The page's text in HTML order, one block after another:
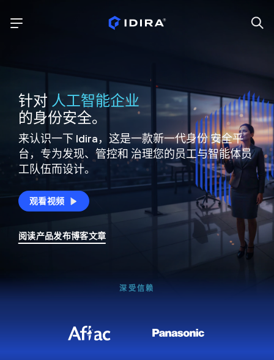
针对 人工智能企业
的身份安全。
来认识一下 Idira，这是一款新一代身份安全平
台，专为发现、管控和 治理您的员工与智能体员
工队伍而设计。
观看视频
阅读产品发布博客文章
深受信赖